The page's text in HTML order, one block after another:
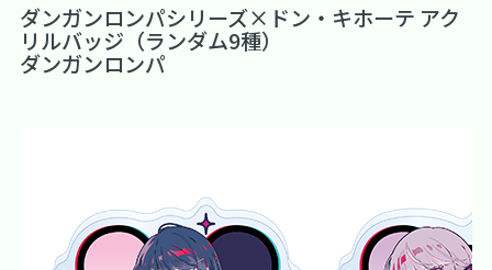
ダンガンロンパシリーズ×ドン・キホーテ アク
リルバッジ（ランダム9種）
ダンガンロンパ